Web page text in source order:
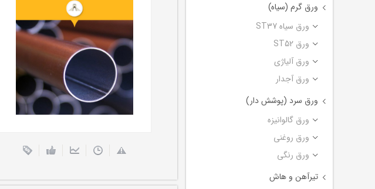
ورق گرم (سیاه)
ورق سیاه ST37
ورق ST52
ورق آلیاژی
ورق آجدار
ورق سرد (پوشش دار)
ورق گالوانیزه
ورق روغنی
ورق رنگی
تیرآهن و هاش